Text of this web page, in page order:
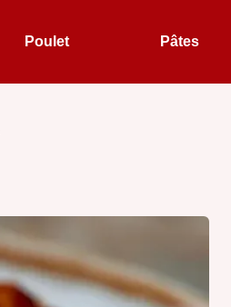
Poulet Pâtes